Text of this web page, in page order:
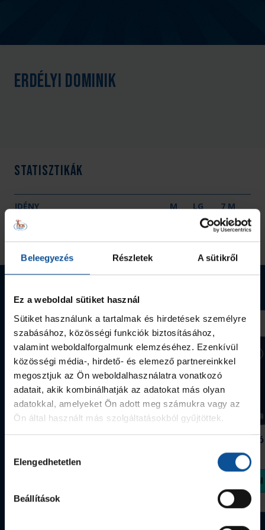
Beleegyezés Részletek A sütikről
Ez a weboldal sütiket használ
Sütiket használunk a tartalmak és hirdetések személyre
szabásához, közösségi funkciók biztosításához,
valamint weboldalforgalmunk elemzéséhez. Ezenkívül
közösségi média-, hirdető- és elemező partnereinkkel
megosztjuk az Ön weboldalhasználatra vonatkozó
adatait, akik kombinálhatják az adatokat más olyan
adatokkal, amelyeket Ön adott meg számukra vagy az
Ön által használt más szolgáltatásokból gyűjtöttek.
kiválasztása
Elengedhetetlen
Beállítások
Erdélyi Dominik
Statisztikák
IDÉNY M LG 7 M
Összesen 0
Szeged
1 090 Ft
Megvásárolom